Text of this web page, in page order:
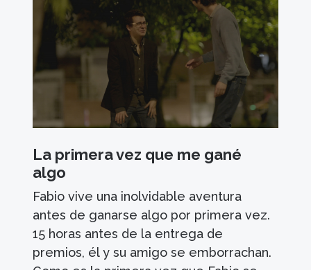
La primera vez que me gané
algo
Fabio vive una inolvidable aventura
antes de ganarse algo por primera vez.
15 horas antes de la entrega de
premios, él y su amigo se emborrachan.